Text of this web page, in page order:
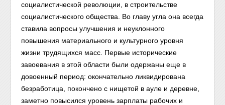
социалистической революции, в строительстве
социалистического общества. Во главу угла она всегда
ставила вопросы улучшения и неуклонного
повышения материального и культурного уровня
жизни трудящихся масс. Первые исторические
завоевания в этой области были одержаны еще в
довоенный период: окончательно ликвидирована
безработица, покончено с нищетой в ауле и деревне,
заметно повысился уровень зарплаты рабочих и